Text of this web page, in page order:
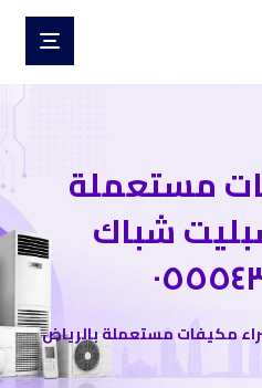
مستعملة
شباك
مكيفات مستعملة بالرياض